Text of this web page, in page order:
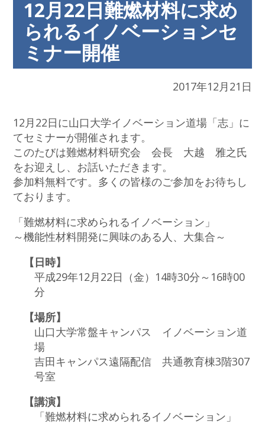
12月22日難燃材料に求め
られるイノベーションセ
ミナー開催
2017年12月21日
12月22日に山口大学イノベーション道場「志」に
てセミナーが開催されます。
このたびは難燃材料研究会 会長 大越 雅之氏
をお迎えし、お話いただきます。
参加料無料です。多くの皆様のご参加をお待ちし
ております。
「難燃材料に求められるイノベーション」
～機能性材料開発に興味のある人、大集合～
【日時】
平成29年12月22日（金）14時30分～16時00
分
【場所】
山口大学常盤キャンパス イノベーション道
場
吉田キャンパス遠隔配信 共通教育棟3階307
号室
【講演】
「難燃材料に求められるイノベーション」